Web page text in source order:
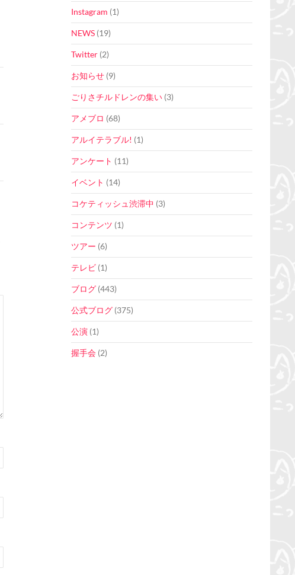
Instagram (1)
NEWS (19)
Twitter (2)
お知らせ (9)
ごりさチルドレンの集い (3)
アメブロ (68)
アルイテラブル! (1)
アンケート (11)
イベント (14)
コケティッシュ渋滞中 (3)
コンテンツ (1)
ツアー (6)
テレビ (1)
ブログ (443)
公式ブログ (375)
公演 (1)
握手会 (2)